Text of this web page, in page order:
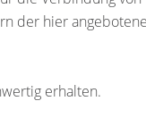
der hier
erhalten.